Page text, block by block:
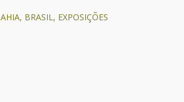
BRASIL
EXPOSIÇÕES